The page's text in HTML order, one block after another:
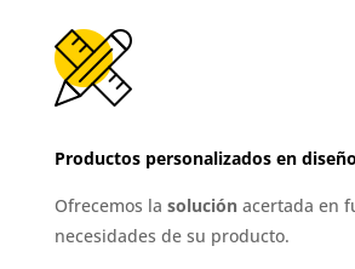
Productos personalizados en diseño
Ofrecemos la soluciónacertada en
necesidades de su producto.